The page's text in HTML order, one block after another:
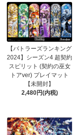
【バトラーズランキング
2024】シーズン4 超契約
スピリット (契約の巫女
トアver) プレイマット
【未開封】
2,480円(内税)